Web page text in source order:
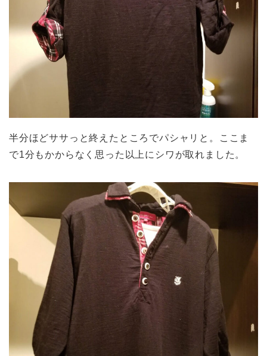
半分ほどササっと終えたところでパシャリと。ここま
で1分もかからなく思った以上にシワが取れました。